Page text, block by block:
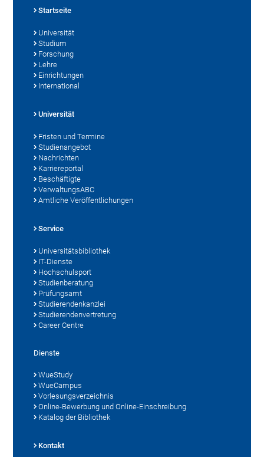
Startseite
Universität
Studium
Forschung
Lehre
Einrichtungen
International
Universität
Fristen und Termine
Studienangebot
Nachrichten
Karriereportal
Beschäftigte
VerwaltungsABC
Amtliche Veröffentlichungen
Service
Universitätsbibliothek
IT-Dienste
Hochschulsport
Studienberatung
Prüfungsamt
Studierendenkanzlei
Studierendenvertretung
Career Centre
Dienste
WueStudy
WueCampus
Vorlesungsverzeichnis
Online-Bewerbung und Online-Einschreibung
Katalog der Bibliothek
Kontakt